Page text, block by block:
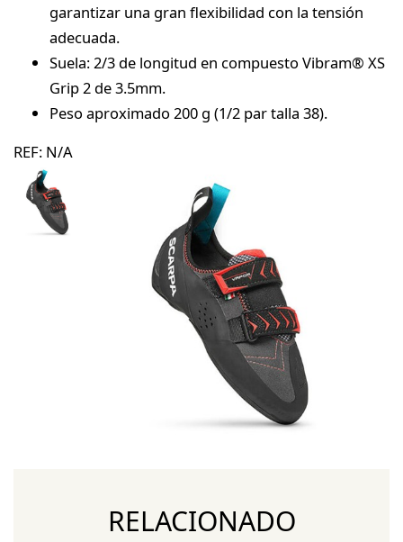
garantizar una gran flexibilidad con la tensión
adecuada.
Suela: 2/3 de longitud en compuesto Vibram® XS
Grip 2 de 3.5mm.
Peso aproximado 200 g (1/2 par talla 38).
REF: N/A
RELACIONADO